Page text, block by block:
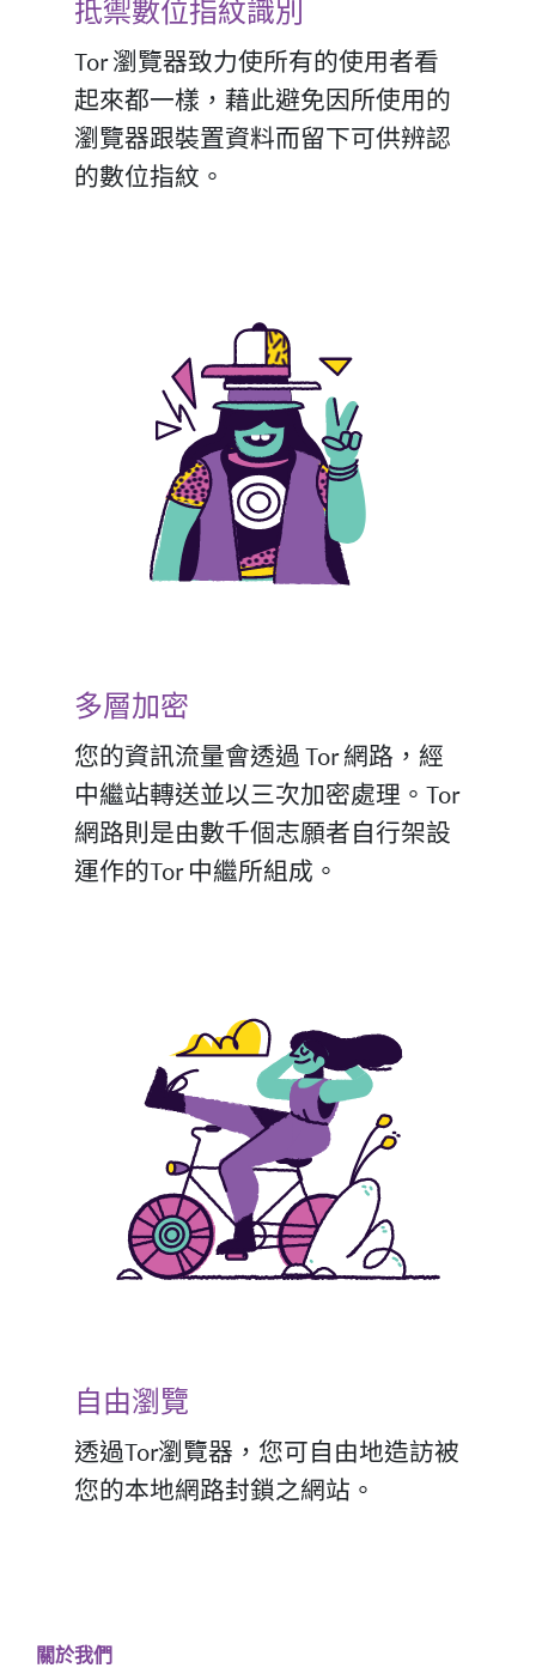
抵禦數位指紋識別
Tor 瀏覽器致力使所有的使用者看
起來都一樣，藉此避免因所使用的
瀏覽器跟裝置資料而留下可供辨認
的數位指紋。
多層加密
您的資訊流量會透過 Tor 網路，經
中繼站轉送並以三次加密處理。Tor
網路則是由數千個志願者自行架設
運作的Tor 中繼所組成。
自由瀏覽
透過Tor瀏覽器，您可自由地造訪被
您的本地網路封鎖之網站。
關於我們